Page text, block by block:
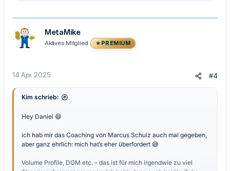
k
i
o
MetaMike
Aktives Mitglied PREMIUM
14 Apr. 2025 #4
Kim schrieb:
Hey Daniel 😄
ich hab mir das Coaching von Marcus Schulz auch mal gegeben,
aber ganz ehrlich: mich hat’s eher überfordert 😅
Volume Profile, DOM etc. – das ist für mich irgendwie zu viel